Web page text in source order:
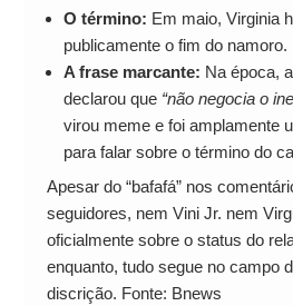
O término: Em maio, Virginia
publicamente o fim do namoro.
A frase marcante: Na época,
declarou que “não negocia o
virou meme e foi amplamente
para falar sobre o término do
Apesar do “bafafá” nos
seguidores, nem Vini Jr. nem
oficialmente sobre o status do
enquanto, tudo segue no campo
discrição. Fonte: Bnews